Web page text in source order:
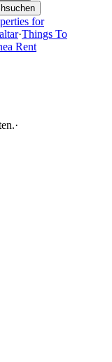
for
·Things To
Rent
·